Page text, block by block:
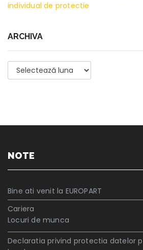
individual de protectie
ARCHIVA
Archiva
NOTE
Bine ati venit la EUROPART
Cariera
Locuri de munca
Declaratia privind protectia datelor